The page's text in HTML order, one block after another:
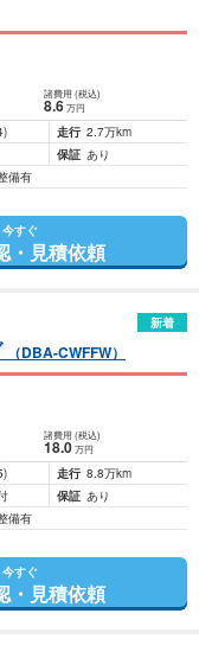
諸費用 (税込)
8.6 万円
走行 2.7万km
保証 あり
備有
今すぐ
・見積依頼
新着
（DBA-CWFFW）
諸費用 (税込)
18.0 万円
走行 8.8万km
保証 あり
備有
今すぐ
・見積依頼